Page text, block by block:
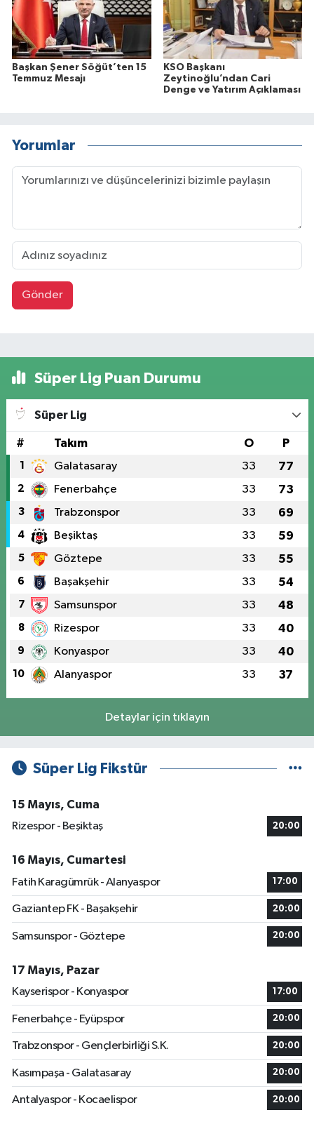
Başkan Şener Söğüt’ten 15
Temmuz Mesajı
KSO Başkanı
Zeytinoğlu’ndan Cari
Denge ve Yatırım Açıklaması
Yorumlar
Gönder
Süper Lig Puan Durumu
Süper Lig
# Takım O P
1 Galatasaray 33 77
2 Fenerbahçe 33 73
3 Trabzonspor 33 69
4 Beşiktaş 33 59
5 Göztepe 33 55
6 Başakşehir 33 54
7 Samsunspor 33 48
8 Rizespor 33 40
9 Konyaspor 33 40
10 Alanyaspor 33 37
Detaylar için tıklayın
Süper Lig Fikstür
15 Mayıs, Cuma
Rizespor - Beşiktaş
20:00
16 Mayıs, Cumartesi
Fatih Karagümrük - Alanyaspor
17:00
Gaziantep FK - Başakşehir 20:00
Samsunspor - Göztepe 20:00
17 Mayıs, Pazar
Kayserispor - Konyaspor
17:00
Fenerbahçe - Eyüpspor 20:00
Trabzonspor - Gençlerbirliği S.K. 20:00
Kasımpaşa - Galatasaray 20:00
Antalyaspor - Kocaelispor 20:00